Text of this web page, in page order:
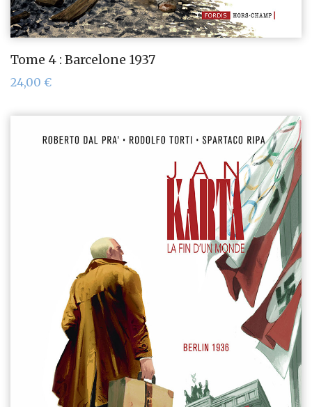
Tome 4 : Barcelone 1937
24,00 €